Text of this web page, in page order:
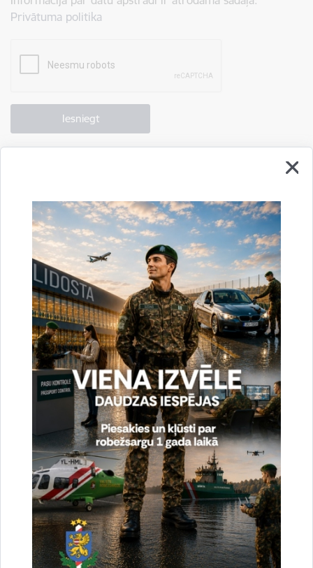
Privātuma politika
Vai šī informācija bija noderīga?
Sniegt atsauksmi
Esi pirmais, kas uzzina!